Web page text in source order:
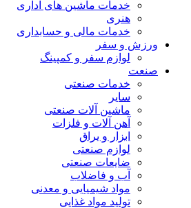
خدمات ماشین های اداری
هنری
خدمات مالی و حسابداری
ورزش و سفر
لوازم سفر و کمپینگ
صنعت
خدمات صنعتی
سایر
ماشین آلات صنعتی
آهن آلات و فلزات
ابزار و یراق
لوازم صنعتی
ضایعات صنعتی
آب و فاضلاب
مواد شیمیایی و معدنی
تولید مواد غذایی